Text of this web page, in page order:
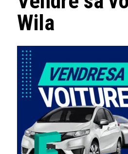
Wila